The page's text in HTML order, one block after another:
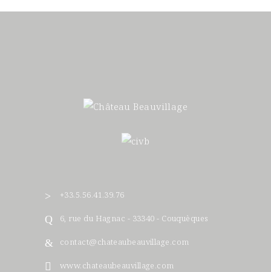
+33.5.56.41.39.76
6, rue du Hagnac - 33340 - Couquèques
contact@chateaubeauvillage.com
www.chateaubeauvillage.com